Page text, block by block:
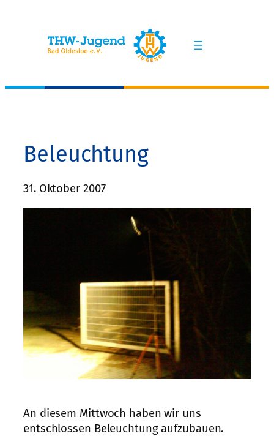
springen
Beleuchtung
31. Oktober 2007
An diesem Mittwoch haben wir uns
entschlossen Beleuchtung aufzubauen.